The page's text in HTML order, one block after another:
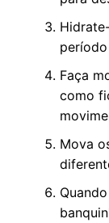
Faça
como
Mova